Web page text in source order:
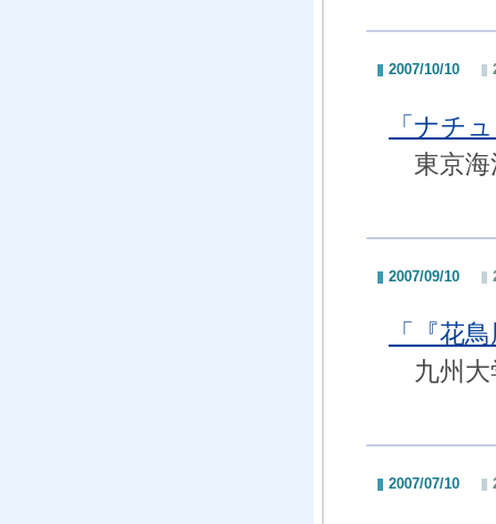
2007/10/10
「ナチ
東京海
2007/09/10
「『花
九州大
2007/07/10